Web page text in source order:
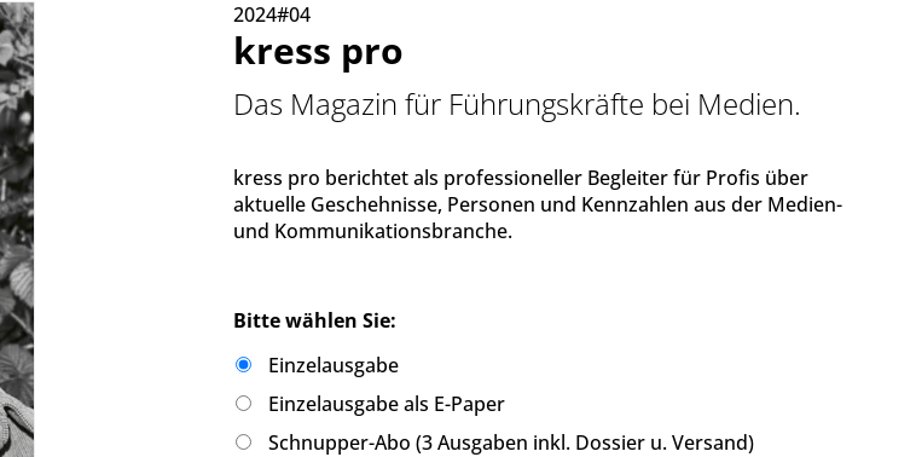
2024#04
kress pro
Das Magazin für Führungskräfte bei Medien.
kress pro berichtet als professioneller Begleiter für Profis über
aktuelle Geschehnisse, Personen und Kennzahlen aus der Medien-
und Kommunikationsbranche.
Bitte wählen Sie:
Einzelausgabe
Einzelausgabe als E-Paper
Schnupper-Abo (3 Ausgaben inkl. Dossier u. Versand)